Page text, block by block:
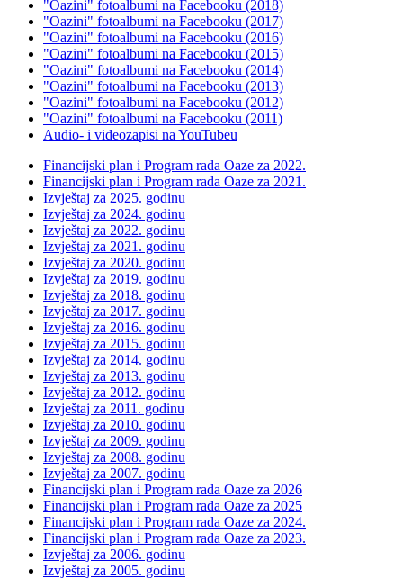
"Oazini" fotoalbumi na Facebooku (2018)
"Oazini" fotoalbumi na Facebooku (2017)
"Oazini" fotoalbumi na Facebooku (2016)
"Oazini" fotoalbumi na Facebooku (2015)
"Oazini" fotoalbumi na Facebooku (2014)
"Oazini" fotoalbumi na Facebooku (2013)
"Oazini" fotoalbumi na Facebooku (2012)
"Oazini" fotoalbumi na Facebooku (2011)
Audio- i videozapisi na YouTubeu
Financijski plan i Program rada Oaze za 2022.
Financijski plan i Program rada Oaze za 2021.
Izvještaj za 2025. godinu
Izvještaj za 2024. godinu
Izvještaj za 2022. godinu
Izvještaj za 2021. godinu
Izvještaj za 2020. godinu
Izvještaj za 2019. godinu
Izvještaj za 2018. godinu
Izvještaj za 2017. godinu
Izvještaj za 2016. godinu
Izvještaj za 2015. godinu
Izvještaj za 2014. godinu
Izvještaj za 2013. godinu
Izvještaj za 2012. godinu
Izvještaj za 2011. godinu
Izvještaj za 2010. godinu
Izvještaj za 2009. godinu
Izvještaj za 2008. godinu
Izvještaj za 2007. godinu
Financijski plan i Program rada Oaze za 2026
Financijski plan i Program rada Oaze za 2025
Financijski plan i Program rada Oaze za 2024.
Financijski plan i Program rada Oaze za 2023.
Izvještaj za 2006. godinu
Izvještaj za 2005. godinu